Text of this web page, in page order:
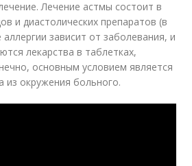
Лечение астмы состоит в
и диастолических препаратов (в
зависит от заболевания, и
лекарства в таблетках,
основным условием является
из окружения больного.